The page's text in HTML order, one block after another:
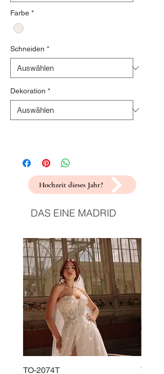
Farbe *
Schneiden *
Dekoration *
Hochzeit dieses Jahr?
DAS EINE MADRID
TO-2074T TO-